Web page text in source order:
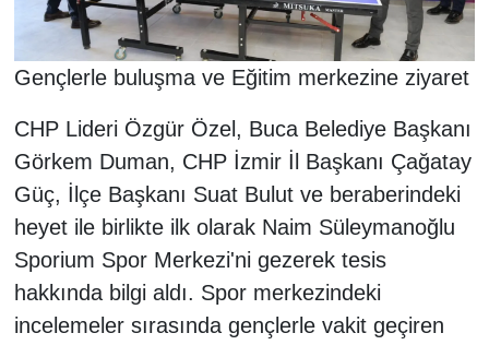
Gençlerle buluşma ve Eğitim merkezine ziyaret
CHP Lideri Özgür Özel, Buca Belediye Başkanı
Görkem Duman, CHP İzmir İl Başkanı Çağatay
Güç, İlçe Başkanı Suat Bulut ve beraberindeki
heyet ile birlikte ilk olarak Naim Süleymanoğlu
Sporium Spor Merkezi'ni gezerek tesis
hakkında bilgi aldı. Spor merkezindeki
incelemeler sırasında gençlerle vakit geçiren